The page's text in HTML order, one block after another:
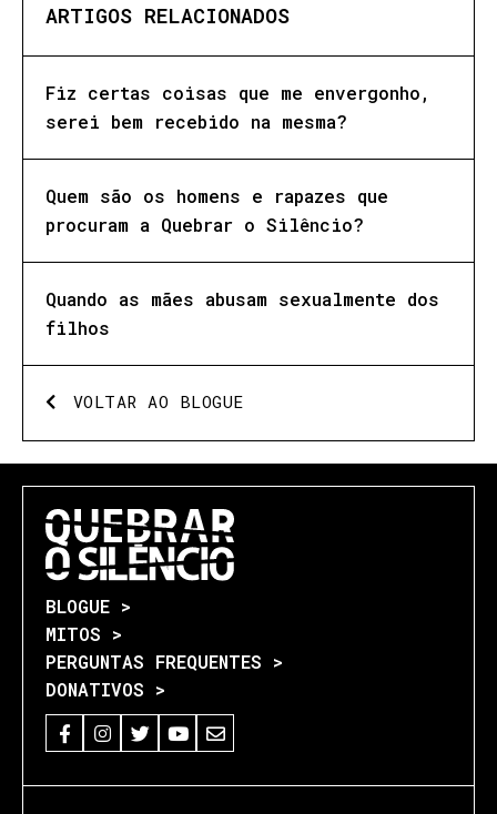
ARTIGOS RELACIONADOS
Fiz certas coisas que me envergonho,
serei bem recebido na mesma?
Quem são os homens e rapazes que
procuram a Quebrar o Silêncio?
Quando as mães abusam sexualmente dos
filhos
VOLTAR AO BLOGUE
BLOGUE >
MITOS >
PERGUNTAS FREQUENTES >
DONATIVOS >